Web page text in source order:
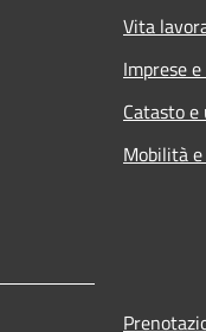
Vita
Imprese
Catasto
Mobilità